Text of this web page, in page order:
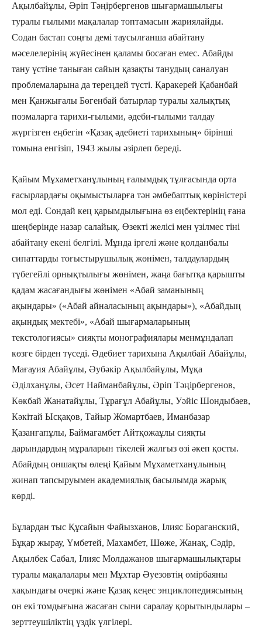
Ақылбайұлы, Әріп Тәңірбергенов шығармашылығы
туралы ғылыми мақалалар топтамасын жариялайды.
Содан бастап соңғы демі таусылғанша абайтану
мәселелерінің жүйесінен қаламы босаған емес. Абайды
тану үстіне таныған сайын қазақты танудың саналуан
проблемаларына да тереңдей түсті. Қаракерей Қабанбай
мен Қанжығалы Бөгенбай батырлар туралы халықтық
поэмаларға тарихи-ғылыми, әдеби-ғылыми талдау
жүргізген еңбегін «Қазақ әдебиеті тарихының» бірінші
томына енгізіп, 1943 жылы әзірлеп береді.
Қайым Мұхаметханұлының ғалымдық тұлға­сында орта
ғасырлардағы оқымыстыларға тән әмбе­бап­тық көріністері
мол еді. Сондай кең қарымды­лы­ғына өз еңбектерінің ғана
шеңберінде назар салайық. Өзекті желісі мен үзілмес тіні
абайтану екені белгілі. Мұнда іргелі және қолданбалы
сипат­тар­ды тоғыстырушылық жөнімен, талдаулардың
түбегейлі орнықтылығы жөнімен, жаңа бағытқа қа­рыш­ты
қадам жасағандығы жөнімен «Абай зама­ны­ның
ақындары» («Абай айналасының ақындары»), «Абайдың
ақындық мектебі», «Абай шығармалары­ның
текстологиясы» сияқты монографиялары мен­мұн­далап
көзге бірден түседі. Әдебиет тарихына Ақыл­бай Абайұлы,
Мағауия Абайұлы, Әубәкір Ақыл­байұлы, Мұқа
Әділханұлы, Әсет Найман­бай­ұлы, Әріп Тәңірбергенов,
Көкбай Жана­тайұлы, Тұра­ғұл Абайұлы, Уәйіс Шондыбаев,
Кәкітай Ысқа­қов, Тайыр Жомартбаев, Иманбазар
Қазанғапұлы, Баймағамбет Айтқожаұлы сияқты
дарындардың мұраларын тікелей жалғыз өзі әкеп қосты.
Абайдың оншақты өлеңі Қайым Мұхаметханұлының
жинап тапсыруымен академиялық басылымда жарық
көрді.
Бұлардан тыс Құсайын Файызханов, Ілияс Бораганский,
Бұқар жырау, Үмбетей, Махамбет, Шөже, Жанақ, Сәдір,
Ақылбек Сабал, Ілияс Мол­дажанов шығармашылықтары
туралы мақалалары мен Мұхтар Әуезовтің өмірбаяны
хақындағы очеркі және Қазақ кеңес энциклопедия­сының
он екі томдығына жасаған сыни саралау қорытындылары –
зерттеушіліктің үздік үлгілері.